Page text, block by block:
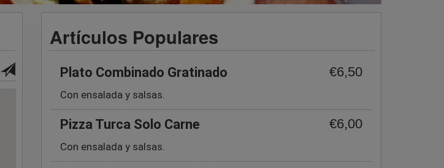
Artículos Populares
Plato Combinado Gratinado €6,50
Con ensalada y salsas.
Pizza Turca Solo Carne €6,00
Con ensalada y salsas.